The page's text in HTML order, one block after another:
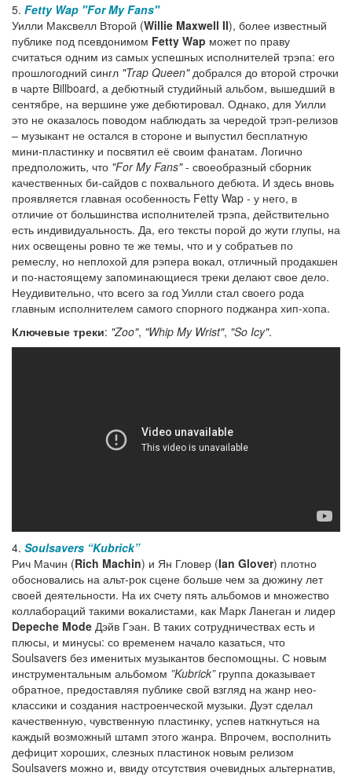
5. Fetty Wap "For My Fans"
Уилли Максвелл Второй (Willie Maxwell II), более известный
публике под псевдонимом Fetty Wap может по праву
считаться одним из самых успешных исполнителей трэпа: его
прошлогодний сингл "Trap Queen"добрался до второй строчки
в чарте Billboard, а дебютный студийный альбом, вышедший в
сентябре, на вершине уже дебютировал. Однако, для Уилли
это не оказалось поводом наблюдать за чередой трэп-релизов
– музыкант не остался в стороне и выпустил бесплатную
мини-пластинку и посвятил её своим фанатам. Логично
предположить, что "For My Fans"- своеобразный сборник
качественных би-сайдов с похвального дебюта. И здесь вновь
проявляется главная особенность Fetty Wap - у него, в
отличие от большинства исполнителей трэпа, действительно
есть индивидуальность. Да, его тексты порой до жути глупы, на
них освещены ровно те же темы, что и у собратьев по
ремеслу, но неплохой для рэпера вокал, отличный продакшен
и по-настоящему запоминающиеся треки делают свое дело.
Неудивительно, что всего за год Уилли стал своего рода
главным исполнителем самого спорного поджанра хип-хопа.
Ключевые треки: "Zoo", "Whip My Wrist", "So Icy".
4. Soulsavers “Kubrick”
Рич Мачин (Rich Machin) и Ян Гловер (Ian Glover) плотно
обосновались на альт-рок сцене больше чем за дюжину лет
своей деятельности. На их cчету пять альбомов и множество
коллабораций такими вокалистами, как Марк Ланеган и лидер
Depeche Mode Дэйв Гэан. В таких сотрудничествах есть и
плюсы, и минусы: со временем начало казаться, что
Soulsavers без именитых музыкантов беспомощны. С новым
инструментальным альбомом ”Kubrick”группа доказывает
обратное, предоставляя публике свой взгляд на жанр нео-
классики и создания настроенческой музыки. Дуэт сделал
качественную, чувственную пластинку, успев наткнуться на
каждый возможный штамп этого жанра. Впрочем, восполнить
дефицит хороших, слезных пластинок новым релизом
Soulsavers можно и, ввиду отсутствия очевидных альтернатив,